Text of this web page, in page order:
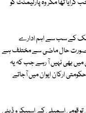
تھا مگر وہ پارلیمنٹ کو
ملک کے سب سے اہم ادارے
سی صورت حال ماضی سے مختلف ہے
بھی نہیں آ رہے جب کہ یہ
ارکان ایوان میں آجاتے